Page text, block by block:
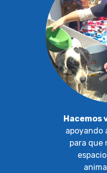
apoyando
para que